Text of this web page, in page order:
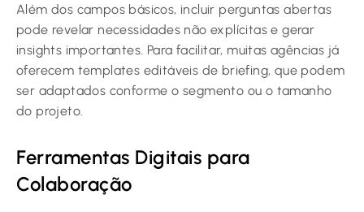
Além dos campos básicos, incluir perguntas abertas
pode revelar necessidades não explícitas e gerar
insights importantes. Para facilitar, muitas agências já
oferecem templates editáveis de briefing, que podem
ser adaptados conforme o segmento ou o tamanho
do projeto.
Ferramentas Digitais para
Colaboração